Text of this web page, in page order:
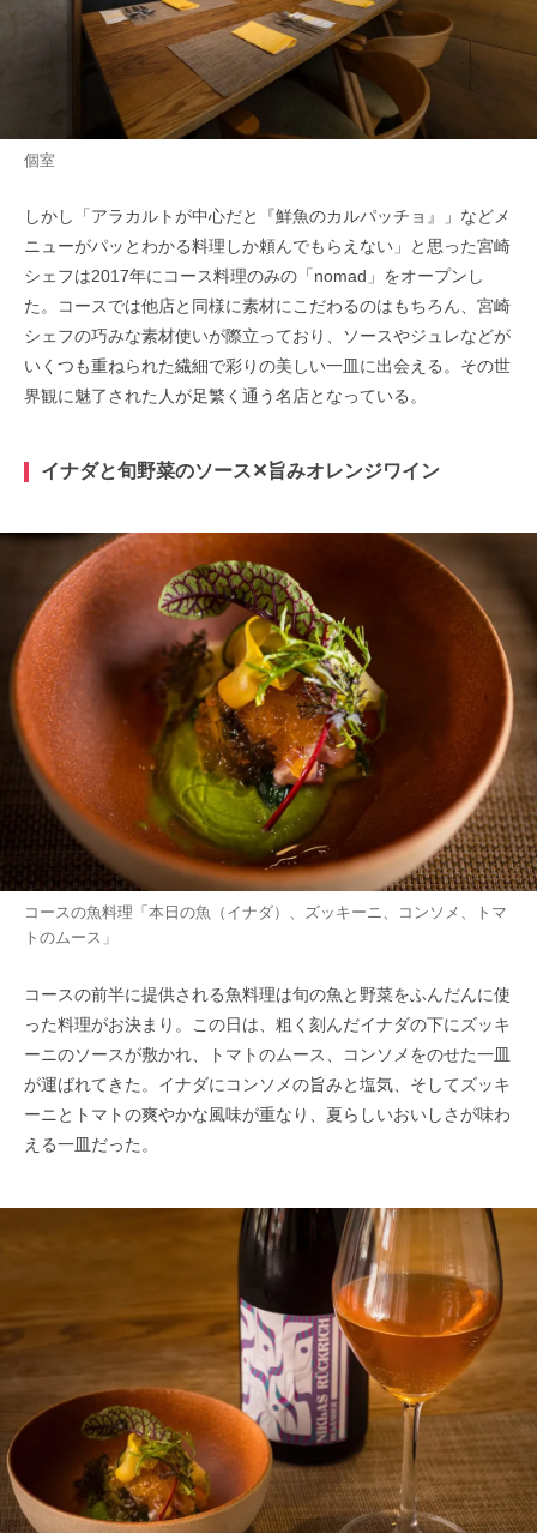
個室
しかし「アラカルトが中心だと『鮮魚のカルパッチョ』」などメ
ニューがパッとわかる料理しか頼んでもらえない」と思った宮崎
シェフは2017年にコース料理のみの「nomad」をオープンし
た。コースでは他店と同様に素材にこだわるのはもちろん、宮崎
シェフの巧みな素材使いが際立っており、ソースやジュレなどが
いくつも重ねられた繊細で彩りの美しい一皿に出会える。その世
界観に魅了された人が足繁く通う名店となっている。
イナダと旬野菜のソース✕旨みオレンジワイン
コースの魚料理「本日の魚（イナダ）、ズッキーニ、コンソメ、トマ
トのムース」
コースの前半に提供される魚料理は旬の魚と野菜をふんだんに使
った料理がお決まり。この日は、粗く刻んだイナダの下にズッキ
ーニのソースが敷かれ、トマトのムース、コンソメをのせた一皿
が運ばれてきた。イナダにコンソメの旨みと塩気、そしてズッキ
ーニとトマトの爽やかな風味が重なり、夏らしいおいしさが味わ
える一皿だった。